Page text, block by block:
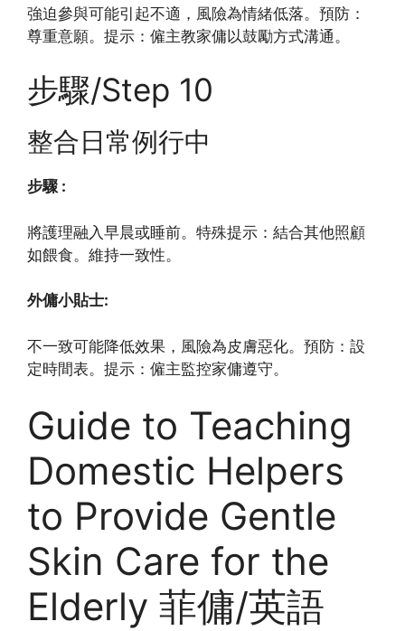
強迫參與可能引起不適，風險為情緒低落。預防：
尊重意願。提示：僱主教家傭以鼓勵方式溝通。
步驟/Step 10
整合日常例行中
步驟 :
將護理融入早晨或睡前。特殊提示：結合其他照顧
如餵食。維持一致性。
外傭小貼士:
不一致可能降低效果，風險為皮膚惡化。預防：設
定時間表。提示：僱主監控家傭遵守。
Guide to Teaching
Domestic Helpers
to Provide Gentle
Skin Care for the
Elderly 菲傭/英語